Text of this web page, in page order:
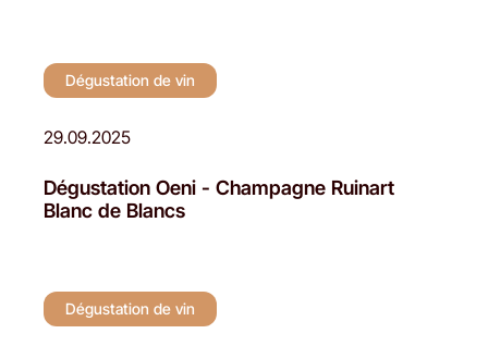
Dégustation de vin
29.09.2025
Dégustation Oeni - Champagne Ruinart
Blanc de Blancs
Dégustation de vin